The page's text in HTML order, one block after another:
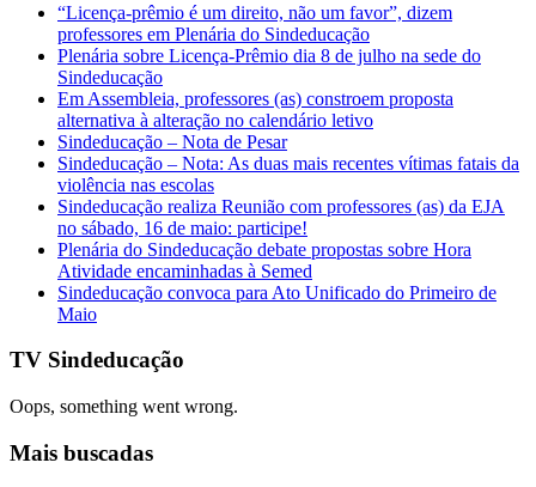
“Licença-prêmio é um direito, não um favor”, dizem
professores em Plenária do Sindeducação
Plenária sobre Licença-Prêmio dia 8 de julho na sede do
Sindeducação
Em Assembleia, professores (as) constroem proposta
alternativa à alteração no calendário letivo
Sindeducação – Nota de Pesar
Sindeducação – Nota: As duas mais recentes vítimas fatais da
violência nas escolas
Sindeducação realiza Reunião com professores (as) da EJA
no sábado, 16 de maio: participe!
Plenária do Sindeducação debate propostas sobre Hora
Atividade encaminhadas à Semed
Sindeducação convoca para Ato Unificado do Primeiro de
Maio
TV Sindeducação
Oops, something went wrong.
Mais buscadas